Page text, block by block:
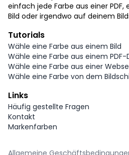
einfach jede Farbe aus einer PDF,
Bild oder irgendwo auf deinem
Tutorials
Wähle eine Farbe aus einem Bild
Wähle eine Farbe aus einem
Wähle eine Farbe aus einer
Wähle eine Farbe von dem
Links
Häufig gestellte Fragen
Kontakt
Markenfarben
Allgemeine